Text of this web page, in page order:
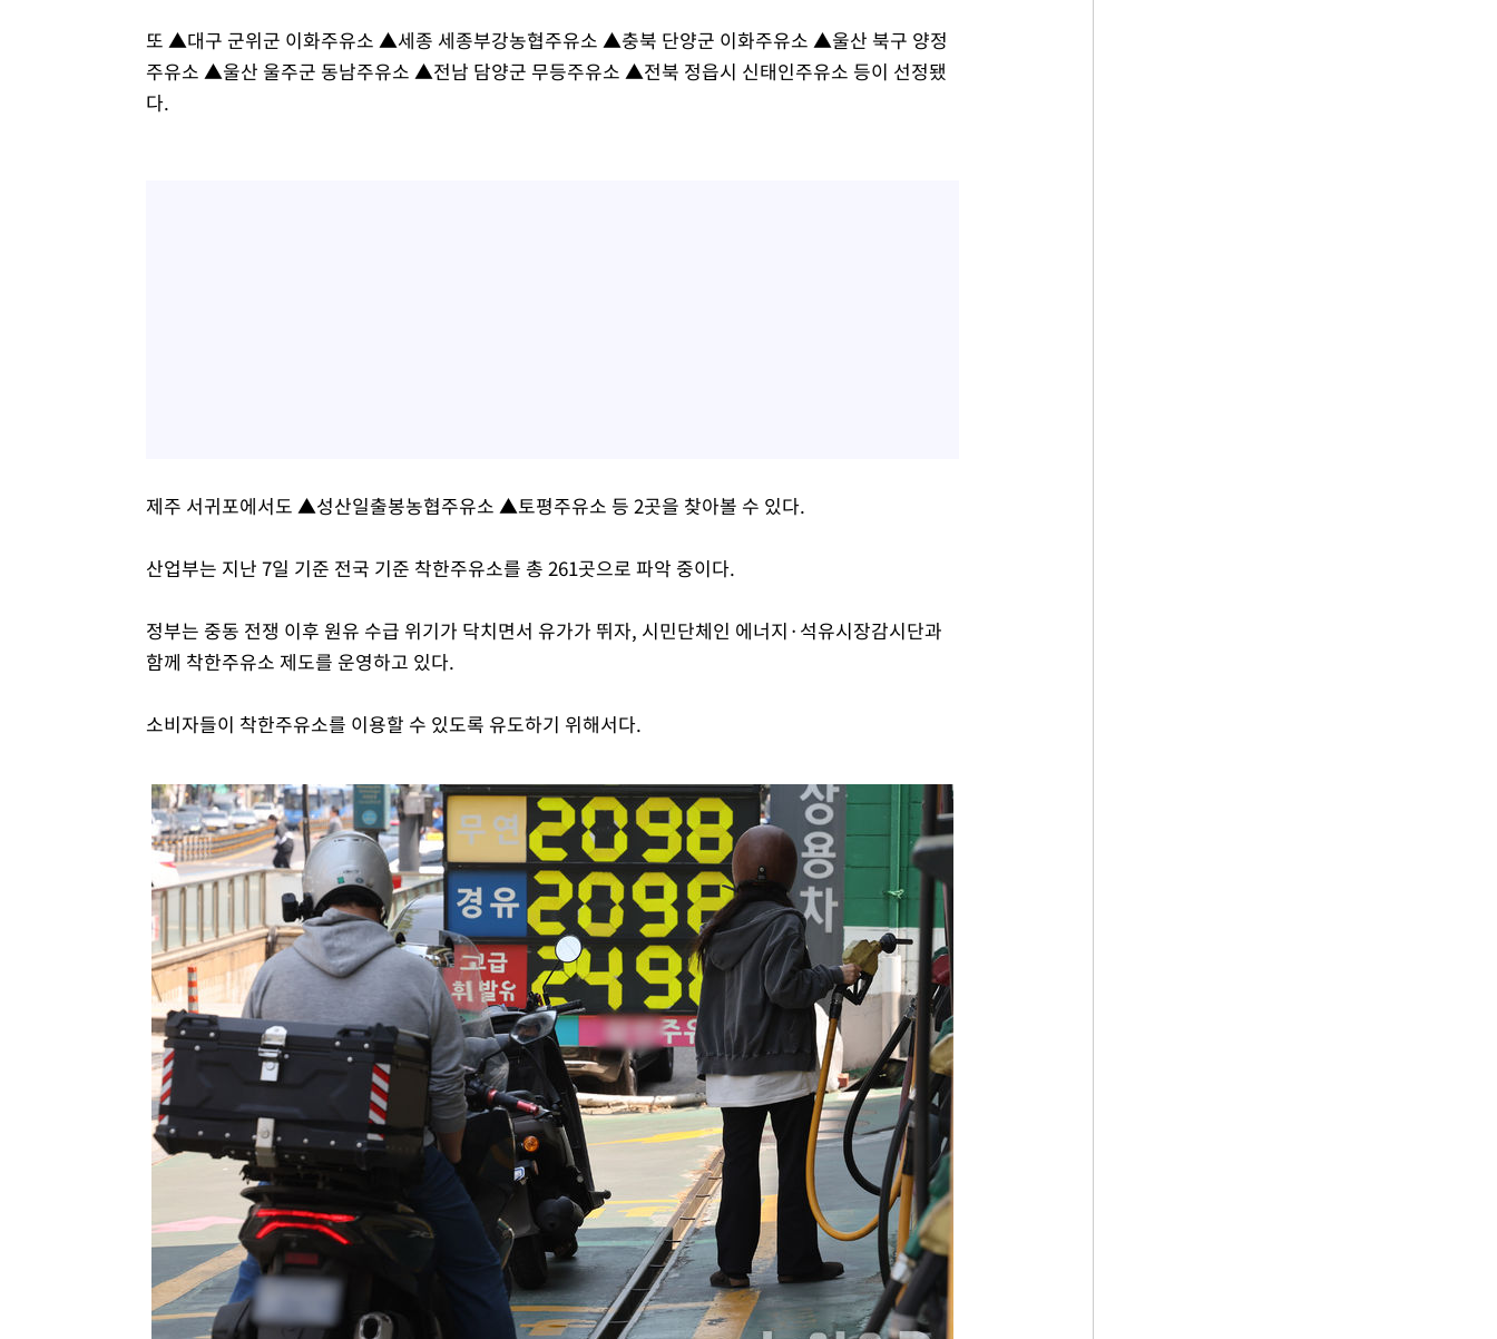
또 ▲대구 군위군 이화주유소 ▲세종 세종부강농협주유소 ▲충북 단양군 이화주유소 ▲울산 북구 양정
주유소 ▲울산 울주군 동남주유소 ▲전남 담양군 무등주유소 ▲전북 정읍시 신태인주유소 등이 선정됐
다.
제주 서귀포에서도 ▲성산일출봉농협주유소 ▲토평주유소 등 2곳을 찾아볼 수 있다.
산업부는 지난 7일 기준 전국 기준 착한주유소를 총 261곳으로 파악 중이다.
정부는 중동 전쟁 이후 원유 수급 위기가 닥치면서 유가가 뛰자, 시민단체인 에너지·석유시장감시단과
함께 착한주유소 제도를 운영하고 있다.
소비자들이 착한주유소를 이용할 수 있도록 유도하기 위해서다.